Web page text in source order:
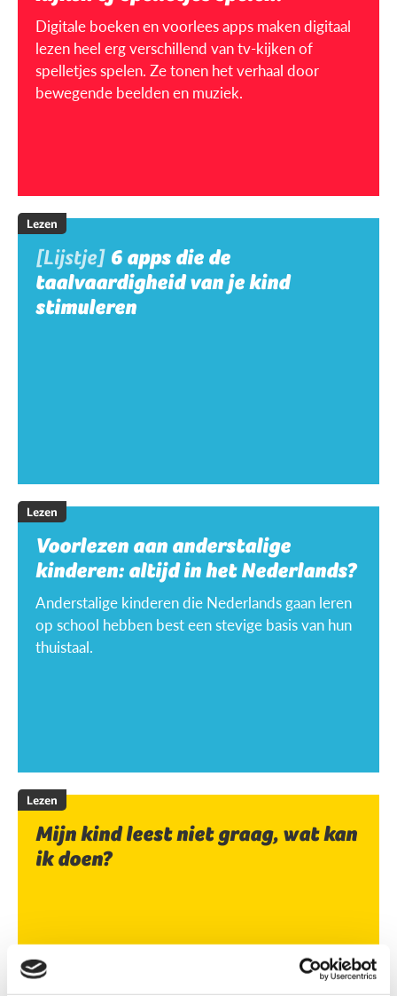
Digitale boeken en voorlees apps maken digitaal
lezen heel erg verschillend van tv-kijken of
spelletjes spelen. Ze tonen het verhaal door
bewegende beelden en muziek.
Lezen
[Lijstje] 6 apps die de
taalvaardigheid van je kind
stimuleren
Lezen
Voorlezen aan anderstalige
kinderen: altijd in het Nederlands?
Anderstalige kinderen die Nederlands gaan leren
op school hebben best een stevige basis van hun
thuistaal.
Lezen
Mijn kind leest niet graag, wat kan
ik doen?